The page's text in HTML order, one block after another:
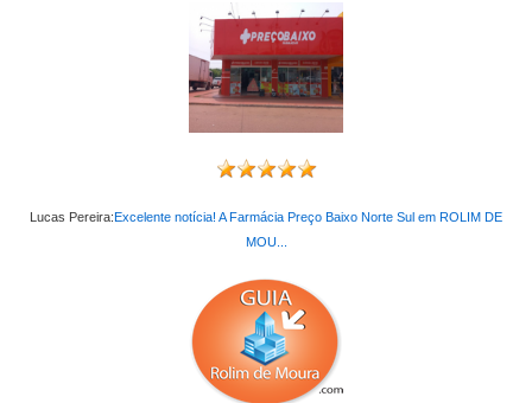
Lucas Pereira:Excelente notícia! A Farmácia Preço Baixo Norte Sul em ROLIM DE
MOU...